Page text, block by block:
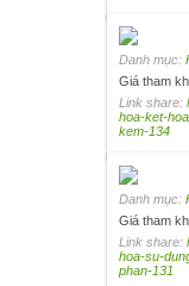
Danh mục:
Giá tham
Link share:
hoa-ket-
kem-134
Danh mục:
Giá tham
Link share:
hoa-su-
phan-131